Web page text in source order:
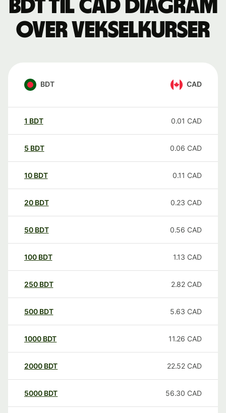
BDT til CAD Diagram
over vekselkurser
BDT CAD
1 BDT 0.01 CAD
5 BDT 0.06 CAD
10 BDT 0.11 CAD
20 BDT 0.23 CAD
50 BDT 0.56 CAD
100 BDT 1.13 CAD
250 BDT 2.82 CAD
500 BDT 5.63 CAD
1000 BDT 11.26 CAD
2000 BDT 22.52 CAD
5000 BDT 56.30 CAD